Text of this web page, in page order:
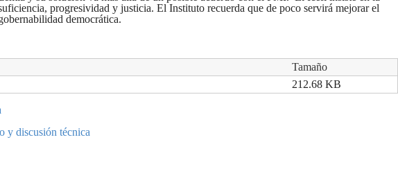
progresividad y justicia. El Instituto recuerda que de poco servirá mejorar el
democrática.
Tamaño
212.68 KB
y discusión técnica